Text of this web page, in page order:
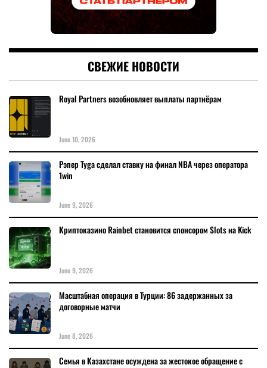
СВЕЖИЕ НОВОСТИ
Royal Partners возобновляет выплаты партнёрам
June 10, 2026
Рэпер Tyga сделал ставку на финал NBA через оператора
1win
June 9, 2026
Криптоказино Rainbet становится спонсором Slots на Kick
June 9, 2026
Масштабная операция в Турции: 86 задержанных за
договорные матчи
June 8, 2026
Семья в Казахстане осуждена за жестокое обращение с